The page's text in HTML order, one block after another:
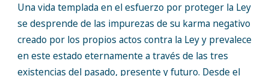
Una vida templada en el esfuerzo por proteger la Ley
se desprende de las impurezas de su karma negativo
creado por los propios actos contra la Ley y prevalece
en este estado eternamente a través de las tres
existencias del pasado, presente y futuro. Desde el